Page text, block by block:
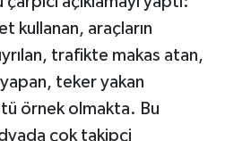
kullanan, araçların
trafikte makas atan,
teker yakan
örnek olmakta. Bu
çok takipçi